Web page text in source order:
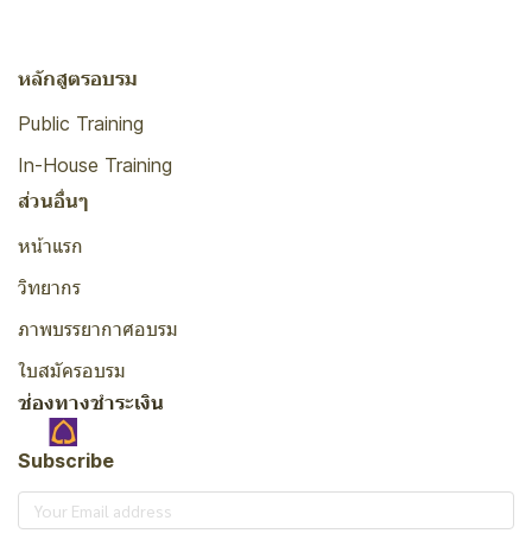
หลักสูตรอบรม
Public Training
In-House Training
ส่วนอื่นๆ
หน้าแรก
วิทยากร
ภาพบรรยากาศอบรม
ใบสมัครอบรม
ช่องทางชำระเงิน
Subscribe